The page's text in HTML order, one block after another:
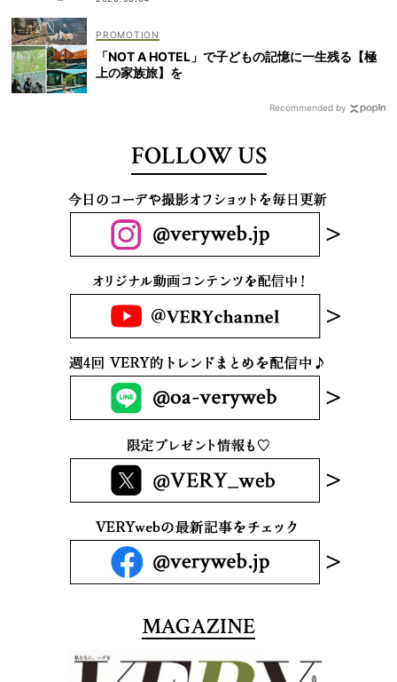
「NOT A HOTEL」で子どもの記憶に一生残る【極
上の家族旅】を
Recommended by
FOLLOW US
MAGAZINE